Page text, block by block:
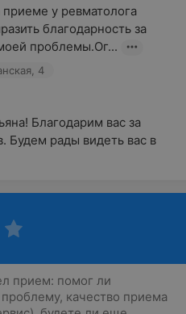
у ревматолога
благодарность за
проблемы.Ог...
4
Благодарим вас за
Будем рады видеть вас в